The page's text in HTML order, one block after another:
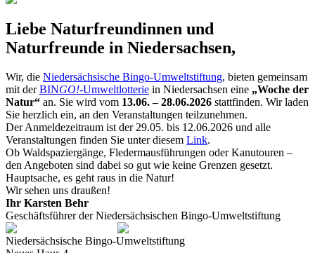
Liebe Naturfreundinnen und
Naturfreunde in Niedersachsen,
Wir, die Niedersächsische Bingo-Umweltstiftung, bieten gemeinsam
mit derBINGO!-Umweltlotterie in Niedersachsen eine „Woche der
Natur“ an. Sie wird vom 13.06. – 28.06.2026 stattfinden. Wir laden
Sie herzlich ein, an den Veranstaltungen teilzunehmen.
Der Anmeldezeitraum ist der 29.05. bis 12.06.2026 und alle
Veranstaltungen finden Sie unter diesem Link.
Ob Waldspaziergänge, Fledermausführungen oder Kanutouren –
den Angeboten sind dabei so gut wie keine Grenzen gesetzt.
Hauptsache, es geht raus in die Natur!
Wir sehen uns draußen!
Ihr Karsten Behr
Geschäftsführer der Niedersächsischen Bingo-Umweltstiftung
Niedersächsische Bingo-Umweltstiftung